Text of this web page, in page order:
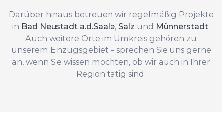
Darüber hinaus betreuen wir regelmäßig Projekte
in Bad Neustadt a.d.Saale, Salz und Münnerstadt.
Auch weitere Orte im Umkreis gehören zu
unserem Einzugsgebiet – sprechen Sie uns gerne
an, wenn Sie wissen möchten, ob wir auch in Ihrer
Region tätig sind.